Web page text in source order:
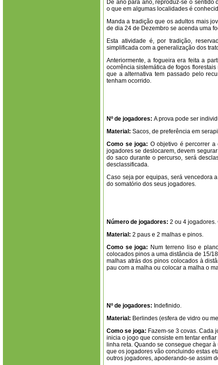
De ano para ano, reproduz-se o sentido
o que em algumas localidades é
Manda a tradição que os adultos mais
de dia 24 de Dezembro se acenda uma
Esta atividade é, por tradição,
simplificada com a generalização dos
Anteriormente, a fogueira era feita a
ocorrência sistemática de fogos
que a alternativa tem passado pelo
tenham ocorrido.
Nº de jogadores: A prova pode ser
Material: Sacos, de preferência em
Como se joga: O objetivo é percorrer
jogadores se deslocarem, devem
do saco durante o percurso, será
desclassificada.
Caso seja por equipas, será vencedora
do somatório dos seus jogadores.
Número de jogadores: 2 ou 4 jogadores.
Material: 2 paus e 2 malhas e pinos.
Como se joga: Num terreno liso e
colocados pinos a uma distância de 15/
malhas atrás dos pinos colocados à
pau com a malha ou colocar a malha o
Nº de jogadores: Indefinido.
Material: Berlindes (esfera de vidro ou
Como se joga: Fazem-se 3 covas. Cada
inicia o jogo que consiste em tentar
linha reta. Quando se consegue chegar
que os jogadores vão concluindo estas
outros jogadores, apoderando-se assim